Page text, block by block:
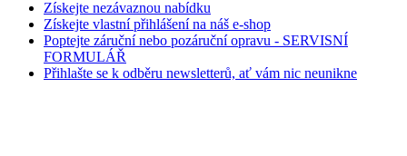
Získejte nezávaznou nabídku
Získejte vlastní přihlášení na náš e-shop
Poptejte záruční nebo pozáruční opravu - SERVISNÍ
FORMULÁŘ
Přihlašte se k odběru newsletterů, ať vám nic neunikne